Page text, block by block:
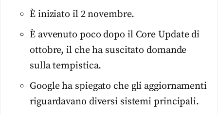
È iniziato il 2 novembre.
È avvenuto poco dopo il Core Update di
ottobre, il che ha suscitato domande
sulla tempistica.
Google ha spiegato che gli aggiornamenti
riguardavano diversi sistemi principali.